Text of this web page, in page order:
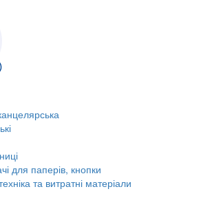
для паперів, кнопки
та витратні матеріали